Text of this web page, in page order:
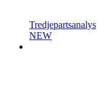
Tredjepartsanalys
NEW